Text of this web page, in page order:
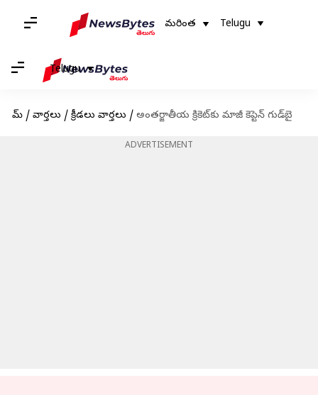
మరింత Telugu
Telugu
హోమ్ / వార్తలు / క్రీడలు వార్తలు / అంతర్జాతీయ క్రికెట్‌కు మాజీ కెప్టెన్ గుడ్‌బై
ADVERTISEMENT